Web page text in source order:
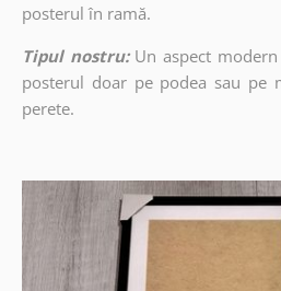
posterul în ramă.
Tipul nostru: Un aspect
posterul doar pe podea sau
perete.